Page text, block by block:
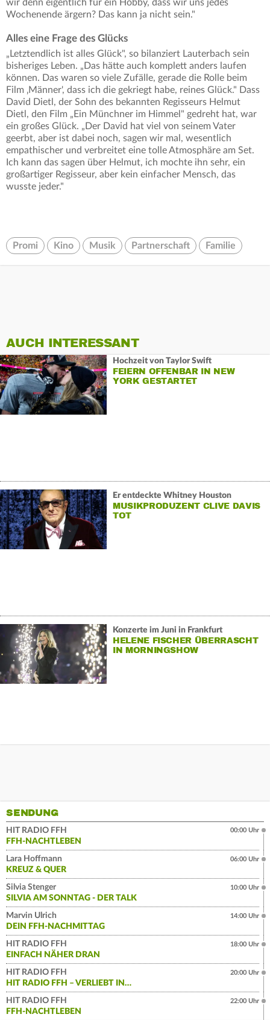
wir denn eigentlich für ein Hobby, dass wir uns jedes
Wochenende ärgern? Das kann ja nicht sein."
Alles eine Frage des Glücks
„Letztendlich ist alles Glück", so bilanziert Lauterbach sein
bisheriges Leben. „Das hätte auch komplett anders laufen
können. Das waren so viele Zufälle, gerade die Rolle beim
Film ‚Männer', dass ich die gekriegt habe, reines Glück." Dass
David Dietl, der Sohn des bekannten Regisseurs Helmut
Dietl, den Film „Ein Münchner im Himmel" gedreht hat, war
ein großes Glück. „Der David hat viel von seinem Vater
geerbt, aber ist dabei noch, sagen wir mal, wesentlich
empathischer und verbreitet eine tolle Atmosphäre am Set.
Ich kann das sagen über Helmut, ich mochte ihn sehr, ein
großartiger Regisseur, aber kein einfacher Mensch, das
wusste jeder."
Promi Kino Musik Partnerschaft Familie
AUCH INTERESSANT
Hochzeit von Taylor Swift
FEIERN OFFENBAR IN NEW
YORK GESTARTET
Er entdeckte Whitney Houston
MUSIKPRODUZENT CLIVE DAVIS
TOT
Konzerte im Juni in Frankfurt
HELENE FISCHER ÜBERRASCHT
IN MORNINGSHOW
SENDUNG
HIT RADIO FFH
FFH-NACHTLEBEN
00:00 Uhr
Lara Hoffmann
KREUZ & QUER
06:00 Uhr
Silvia Stenger
SILVIA AM SONNTAG - DER TALK
10:00 Uhr
Marvin Ulrich
DEIN FFH-NACHMITTAG
14:00 Uhr
HIT RADIO FFH
EINFACH NÄHER DRAN
18:00 Uhr
HIT RADIO FFH
HIT RADIO FFH – VERLIEBT IN…
20:00 Uhr
HIT RADIO FFH
FFH-NACHTLEBEN
22:00 Uhr